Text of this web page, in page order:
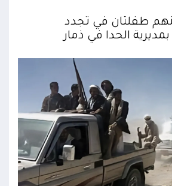
طفلتان في تجدد
الحدا في ذمار